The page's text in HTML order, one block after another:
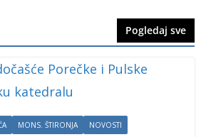
Pogledaj sve
MONS. ŠTIRONJA NOVOSTI